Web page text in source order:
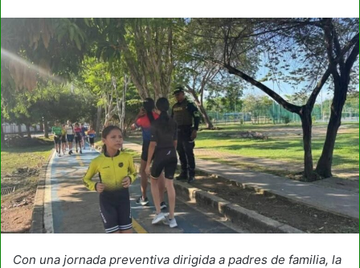
Con una jornada preventiva dirigida a padres de familia, la